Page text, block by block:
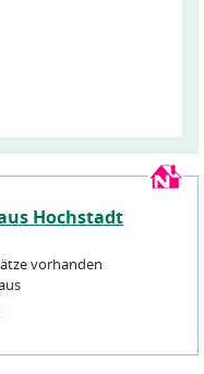
Hochstadt
vorhanden